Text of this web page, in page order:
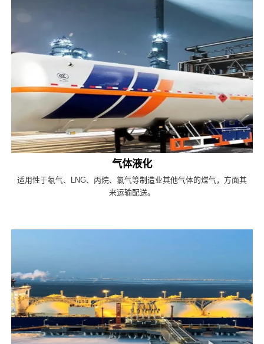
气体液化
适用性于氡气、LNG、丙烷、氯气等制造业其他气体的煤气，方面其
来运输配送。